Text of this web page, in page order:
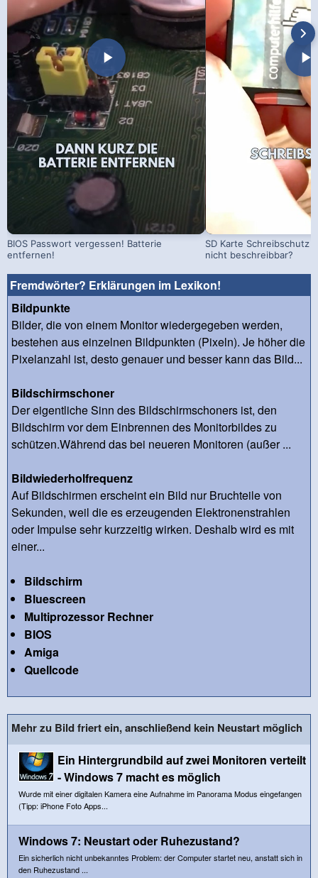
BIOS Passwort vergessen! Batterie
entfernen!
SD Karte Schreibschutz
nicht beschreibbar?
Fremdwörter? Erklärungen im Lexikon!
Bildpunkte
Bilder, die von einem Monitor wiedergegeben werden,
bestehen aus einzelnen Bildpunkten (Pixeln). Je höher die
Pixelanzahl ist, desto genauer und besser kann das Bild...
Bildschirmschoner
Der eigentliche Sinn des Bildschirmschoners ist, den
Bildschirm vor dem Einbrennen des Monitorbildes zu
schützen.Während das bei neueren Monitoren (außer ...
Bildwiederholfrequenz
Auf Bildschirmen erscheint ein Bild nur Bruchteile von
Sekunden, weil die es erzeugenden Elektronenstrahlen
oder Impulse sehr kurzzeitig wirken. Deshalb wird es mit
einer...
Bildschirm
Bluescreen
Multiprozessor Rechner
BIOS
Amiga
Quellcode
Mehr zu Bild friert ein, anschließend kein Neustart möglich
Ein Hintergrundbild auf zwei Monitoren verteilt
- Windows 7 macht es möglich
Wurde mit einer digitalen Kamera eine Aufnahme im Panorama Modus eingefangen
(Tipp: iPhone Foto Apps...
Windows 7: Neustart oder Ruhezustand?
Ein sicherlich nicht unbekanntes Problem: der Computer startet neu, anstatt sich in
den Ruhezustand ...